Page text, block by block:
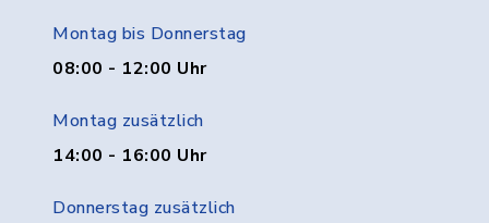
Montag bis Donnerstag
08:00 - 12:00 Uhr
Montag zusätzlich
14:00 - 16:00 Uhr
Donnerstag zusätzlich